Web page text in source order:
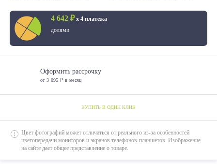
4 642 ₽х 4 платежа
долями
Оформить рассрочку
от 3 095 ₽ в месяц
КУПИТЬ В ОДИН КЛИК
Цвет фотографий может отличаться от реального из-за особенностей
цветопередачи мониторов и экранов телефонов-планшетов. Изображение
на сайте дает общее представление о товаре.